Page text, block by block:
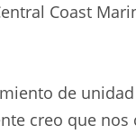
Coast
de
creo que